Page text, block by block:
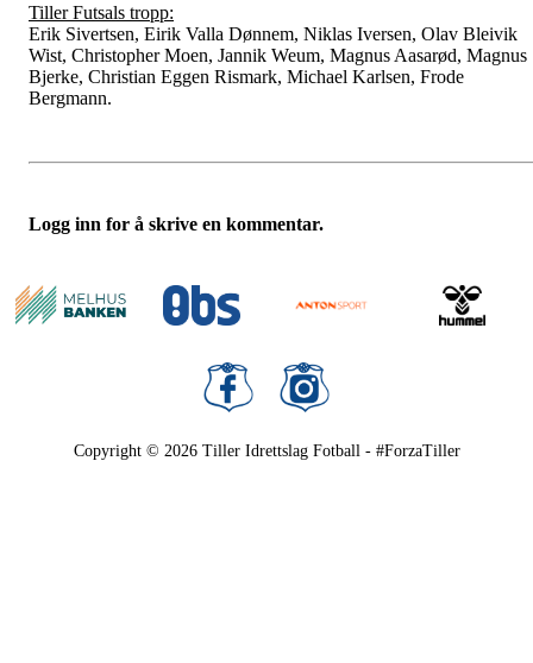
Tiller Futsals tropp:
Erik Sivertsen, Eirik Valla Dønnem, Niklas Iversen, Olav Bleivik
Wist, Christopher Moen, Jannik Weum, Magnus Aasarød, Magnus
Bjerke, Christian Eggen Rismark, Michael Karlsen, Frode
Bergmann.
Logg inn for å skrive en kommentar.
Copyright © 2026 Tiller Idrettslag Fotball - #ForzaTiller